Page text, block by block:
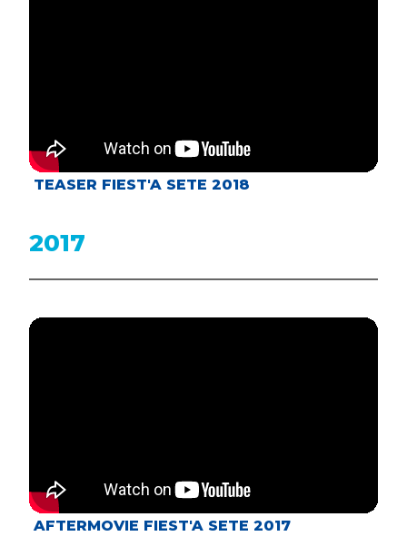
TEASER FIEST'A SETE 2018
2017
AFTERMOVIE FIEST'A SETE 2017